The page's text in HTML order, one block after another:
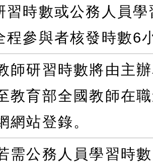
習時數或公務人員學
程參與者核發時數6
師研習時數將由主
教育部全國教師在
網站登錄。
需公務人員學習時